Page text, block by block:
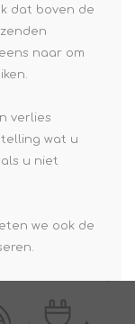
dat boven de
naar om
verlies
wat u
u niet
we ook de